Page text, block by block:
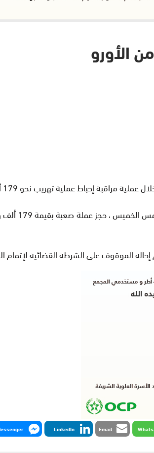
الأورو
نحو 179 ألف و550 أورو ، كانت بحوزة مسافر موريتاني
الموقوف على الشرطة القضائية لإتمام
Email
LinkedIn